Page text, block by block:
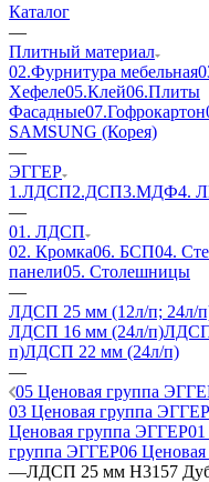
Каталог
—
Плитный материал
02.Фурнитура мебельная
Хефеле05.Клей06.Плиты
Фасадные07.Гофрокартон
SAMSUNG (Корея)
—
ЭГГЕР
1.ЛДСП2.ДСП3.МДФ4.
—
01. ЛДСП
02. Кромка06. БСП04.
панели05. Столешницы
—
ЛДСП 25 мм (12л/п; 24л/
ЛДСП 16 мм (24л/п)ЛДСП
п)ЛДСП 22 мм (24л/п)
—
05 Ценовая группа
03 Ценовая группа ЭГГЕР
Ценовая группа ЭГГЕР
группа ЭГГЕР06
—ЛДСП 25 мм H3157